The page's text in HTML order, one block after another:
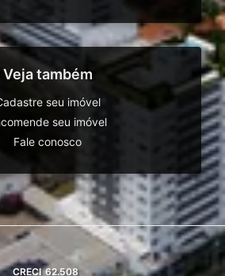
Veja também
seu imóvel
seu imóvel
Fale conosco
CRECI 62.508